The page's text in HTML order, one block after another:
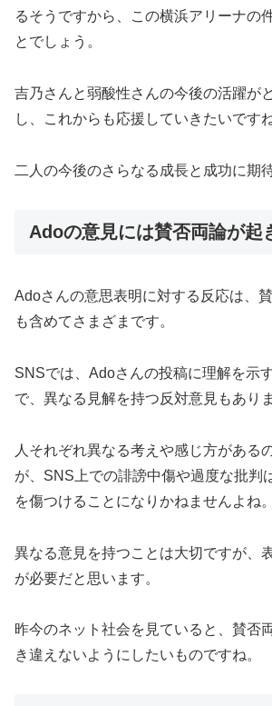
るそうですから、この横浜アリーナの
とでしょう。
吉乃さんと弱酸性さんの今後の活躍が
し、これからも応援していきたいですね
二人の今後のさらなる成長と成功に期
Adoの意見には賛否両論が起
Adoさんの意思表明に対する反応は、
も含めてさまざまです。
SNSでは、Adoさんの投稿に理解を示
で、異なる見解を持つ反対意見もあり
人それぞれ異なる考えや感じ方がある
が、SNS上での誹謗中傷や過度な批判
を傷つけることになりかねませんよね。
異なる意見を持つことは大切ですが、
が必要だと思います。
昨今のネット社会を見ていると、賛否
き違えないようにしたいものですね。